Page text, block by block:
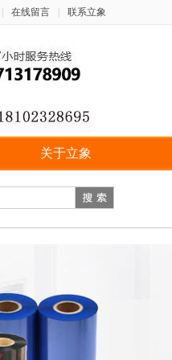
在线留言 联系立象
关于立象